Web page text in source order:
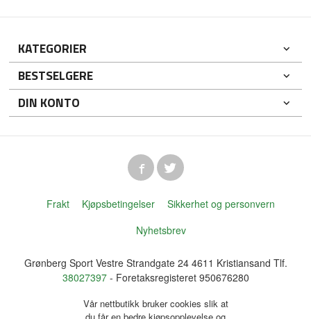
KATEGORIER
BESTSELGERE
DIN KONTO
Frakt Kjøpsbetingelser
Sikkerhet og personvern
Nyhetsbrev
Grønberg Sport Vestre Strandgate 24 4611 Kristiansand Tlf.
38027397- Foretaksregisteret 950676280
Vår nettbutikk bruker cookies slik at